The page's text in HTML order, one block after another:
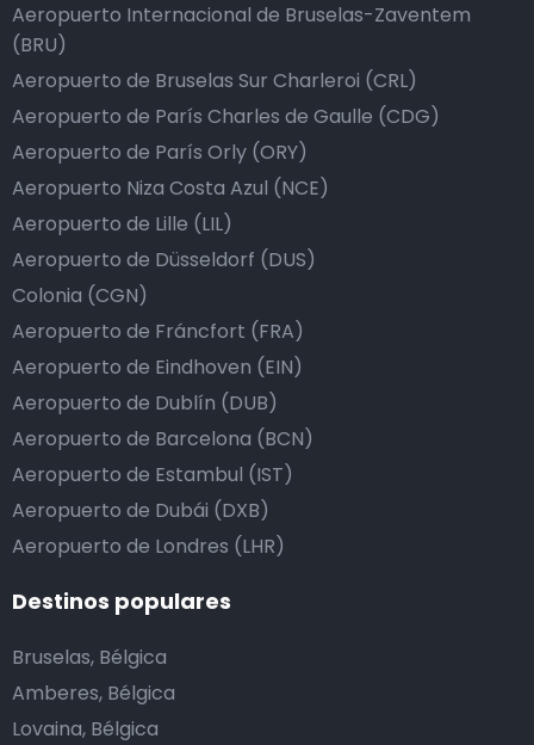
Aeropuerto Internacional de Bruselas-Zaventem
(BRU)
Aeropuerto de Bruselas Sur Charleroi (CRL)
Aeropuerto de París Charles de Gaulle (CDG)
Aeropuerto de París Orly (ORY)
Aeropuerto Niza Costa Azul (NCE)
Aeropuerto de Lille (LIL)
Aeropuerto de Düsseldorf (DUS)
Colonia (CGN)
Aeropuerto de Fráncfort (FRA)
Aeropuerto de Eindhoven (EIN)
Aeropuerto de Dublín (DUB)
Aeropuerto de Barcelona (BCN)
Aeropuerto de Estambul (IST)
Aeropuerto de Dubái (DXB)
Aeropuerto de Londres (LHR)
Destinos populares
Bruselas, Bélgica
Amberes, Bélgica
Lovaina, Bélgica